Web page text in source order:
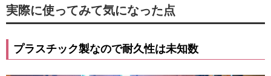
実際に使ってみて気になった点
プラスチック製なので耐久性は未知数